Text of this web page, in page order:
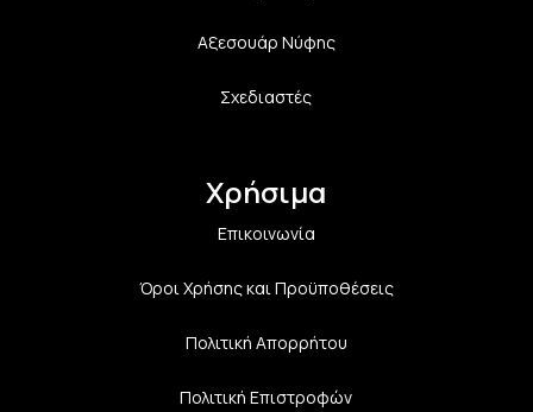
Αξεσουάρ Νύφης
Σχεδιαστές
Χρήσιμα
Επικοινωνία
Όροι Χρήσης και Προϋποθέσεις
Πολιτική Aπορρήτου
Πολιτική Επιστροφών